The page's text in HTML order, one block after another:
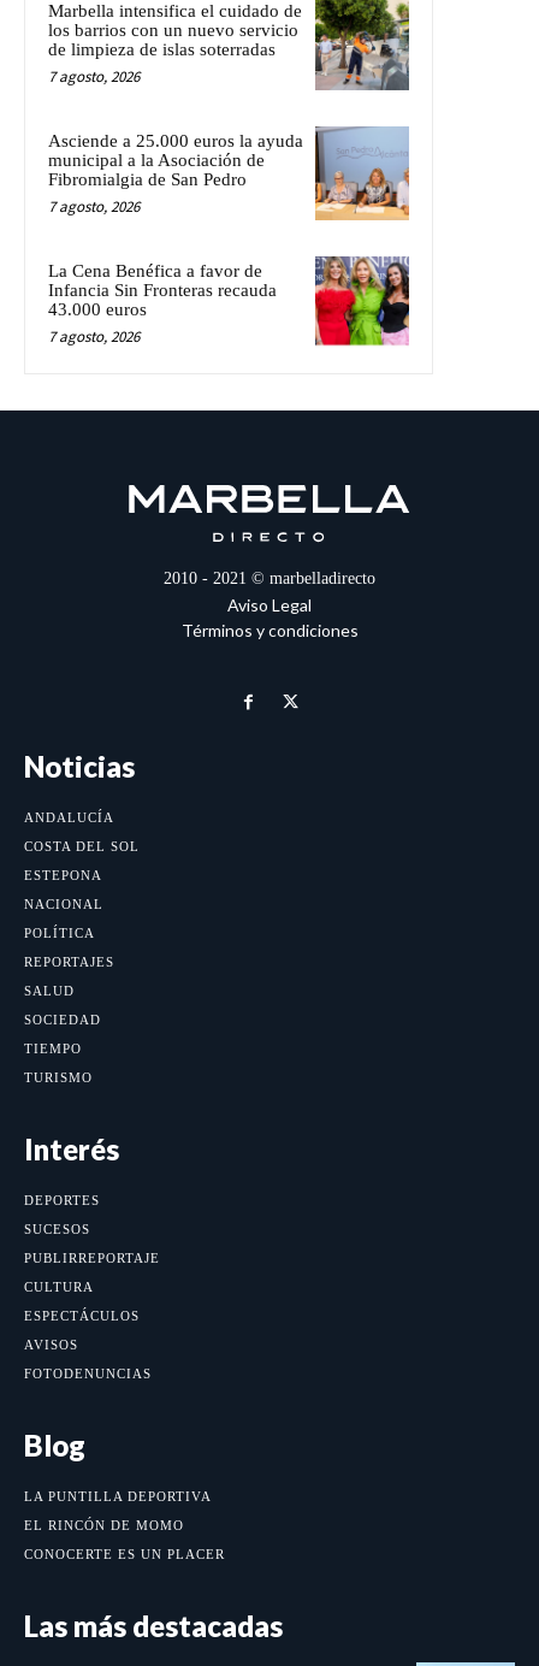
Marbella intensifica el cuidado de
los barrios con un nuevo servicio
de limpieza de islas soterradas
7 agosto, 2026
Asciende a 25.000 euros la ayuda
municipal a la Asociación de
Fibromialgia de San Pedro
7 agosto, 2026
La Cena Benéfica a favor de
Infancia Sin Fronteras recauda
43.000 euros
7 agosto, 2026
2010 - 2021 © marbelladirecto
Aviso Legal
Términos y condiciones
Noticias
ANDALUCÍA
COSTA DEL SOL
ESTEPONA
NACIONAL
POLÍTICA
REPORTAJES
SALUD
SOCIEDAD
TIEMPO
TURISMO
Interés
DEPORTES
SUCESOS
PUBLIRREPORTAJE
CULTURA
ESPECTÁCULOS
AVISOS
FOTODENUNCIAS
Blog
LA PUNTILLA DEPORTIVA
EL RINCÓN DE MOMO
CONOCERTE ES UN PLACER
Las más destacadas